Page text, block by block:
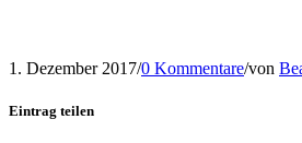
1. Dezember 2017/0 Kommentare/von
Eintrag teilen